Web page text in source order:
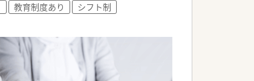
教育制度あり
シフト制